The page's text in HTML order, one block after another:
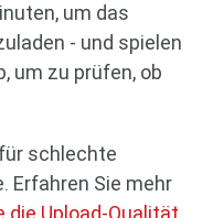
um das
- und spielen
um zu prüfen, ob
schlechte
Erfahren Sie mehr
die Upload-Qualität